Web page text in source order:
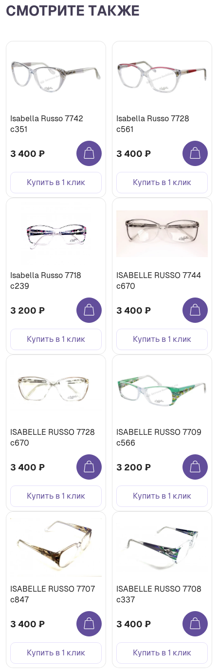
СМОТРИТЕ ТАКЖЕ
Isabella Russo 7742
c351
3 400 ₽
Купить в 1 клик
Isabella Russo 7728
c561
3 400 ₽
Купить в 1 клик
Isabella Russo 7718
с239
3 200 ₽
Купить в 1 клик
ISABELLE RUSSO 7744
c670
3 400 ₽
Купить в 1 клик
ISABELLE RUSSO 7728
с670
3 400 ₽
Купить в 1 клик
ISABELLE RUSSO 7709
c566
3 200 ₽
Купить в 1 клик
ISABELLE RUSSO 7707
с847
3 400 ₽
Купить в 1 клик
ISABELLE RUSSO 7708
c337
3 400 ₽
Купить в 1 клик